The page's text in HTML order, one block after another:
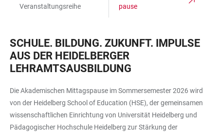
Veranstaltungsreihe
pause
SCHULE. BILDUNG. ZUKUNFT. IMPULSE
AUS DER HEIDELBERGER
LEHRAMTSAUSBILDUNG
Die Akademischen Mittagspause im Sommersemester 2026 wird
von der Heidelberg School of Education (HSE), der gemeinsamen
wissenschaftlichen Einrichtung von Universität Heidelberg und
Pädagogischer Hochschule Heidelberg zur Stärkung der